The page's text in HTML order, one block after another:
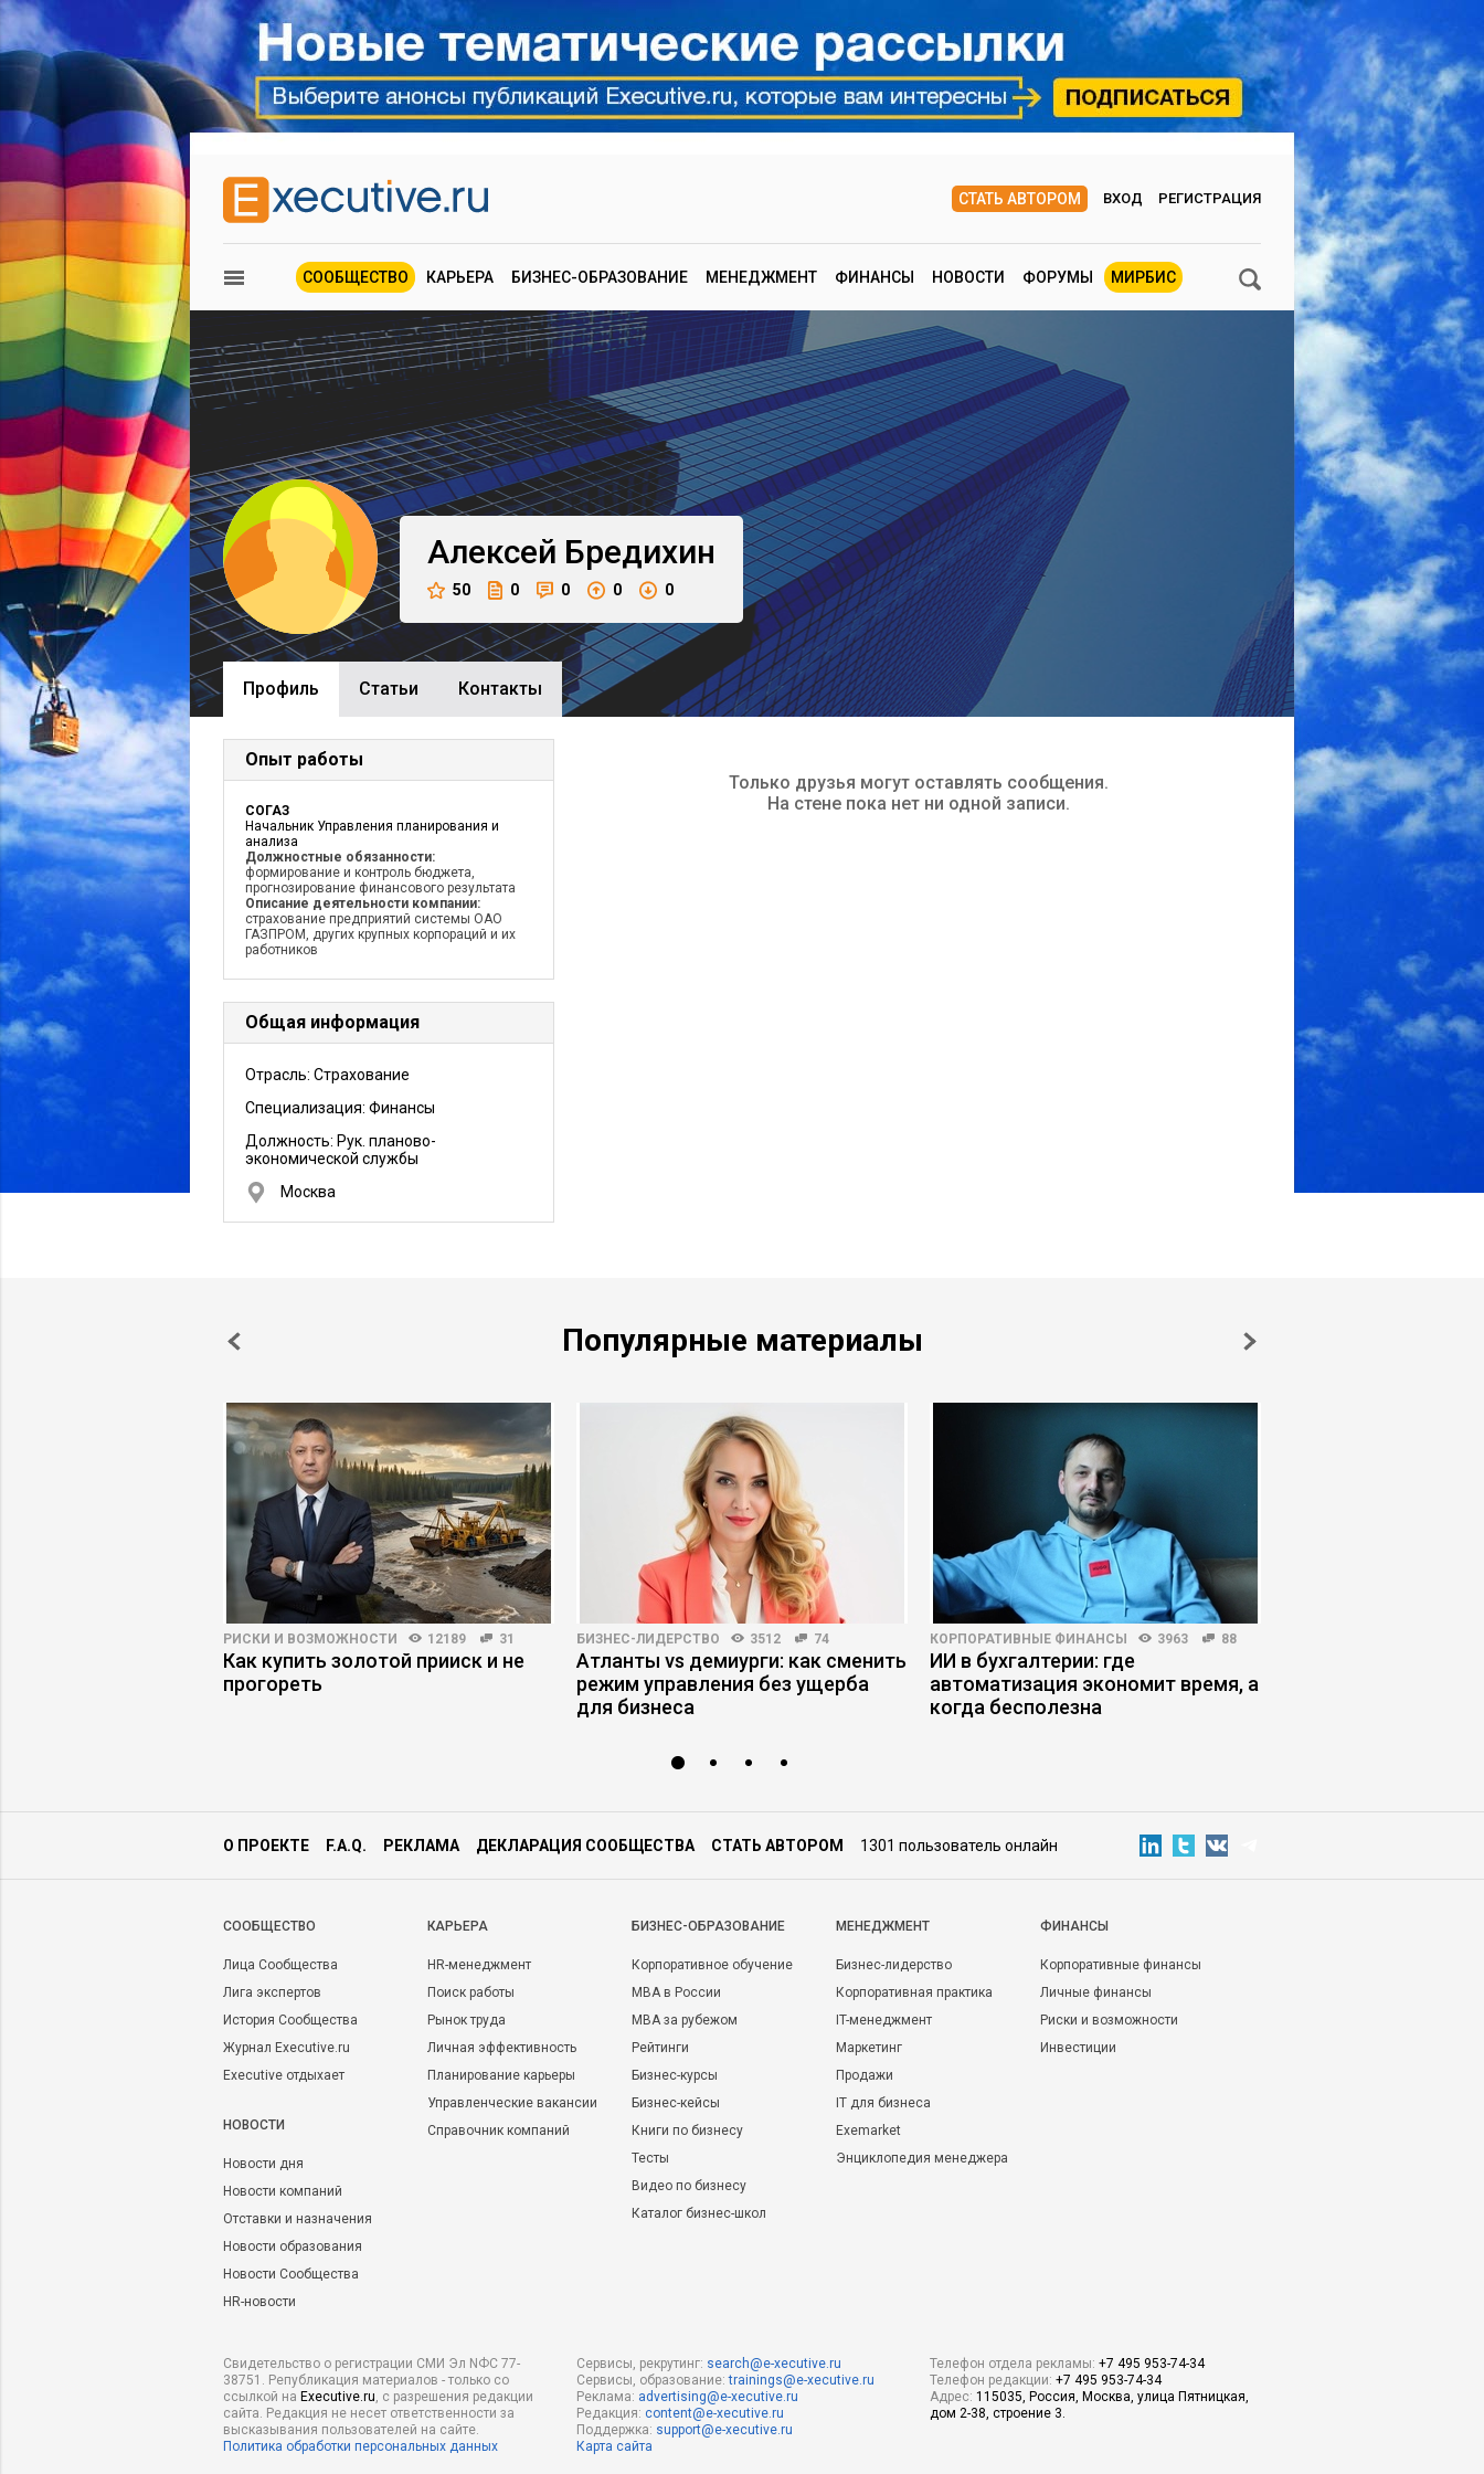
СТАТЬ АВТОРОМ ВХОД РЕГИСТРАЦИЯ
СООБЩЕСТВО КАРЬЕРА БИЗНЕС-ОБРАЗОВАНИЕ МЕНЕДЖМЕНТ ФИНАНСЫ НОВОСТИ ФОРУМЫ МИРБИС
Алексей Бредихин
50 0 0 0 0
Профиль Cтатьи Контакты
Опыт работы
СОГАЗ
Начальник Управления планирования и
анализа
Должностные обязанности:
формирование и контроль бюджета,
прогнозирование финансового результата
Описание деятельности компании:
страхование предприятий системы ОАО
ГАЗПРОМ, других крупных корпораций и их
работников
Общая информация
Отрасль: Страхование
Специализация: Финансы
Должность: Рук. планово-
экономической службы
Москва
Только друзья могут оставлять сообщения.
На стене пока нет ни одной записи.
Популярные материалы
РИСКИ И ВОЗМОЖНОСТИ 12189 31
Как купить золотой прииск и не
прогореть
БИЗНЕС-ЛИДЕРСТВО 3512 74
Атланты vs демиурги: как сменить
режим управления без ущерба
для бизнеса
КОРПОРАТИВНЫЕ ФИНАНСЫ 3963 88
ИИ в бухгалтерии: где
автоматизация экономит время, а
когда бесполезна
О ПРОЕКТЕ F.A.Q. РЕКЛАМА ДЕКЛАРАЦИЯ СООБЩЕСТВА СТАТЬ АВТОРОМ 1301 пользователь онлайн
CООБЩЕСТВО
Лица Сообщества
Лига экспертов
История Сообщества
Журнал Executive.ru
Executive отдыхает
НОВОСТИ
Новости дня
Новости компаний
Отставки и назначения
Новости образования
Новости Сообщества
HR-новости
КАРЬЕРА
HR-менеджмент
Поиск работы
Рынок труда
Личная эффективность
Планирование карьеры
Управленческие вакансии
Справочник компаний
БИЗНЕС-ОБРАЗОВАНИЕ
Корпоративное обучение
MBA в России
MBA за рубежом
Рейтинги
Бизнес-курсы
Бизнес-кейсы
Книги по бизнесу
Тесты
Видео по бизнесу
Каталог бизнес-школ
МЕНЕДЖМЕНТ
Бизнес-лидерство
Корпоративная практика
IT-менеджмент
Маркетинг
Продажи
IT для бизнеса
Exemarket
Энциклопедия менеджера
ФИНАНСЫ
Корпоративные финансы
Личные финансы
Риски и возможности
Инвестиции
Свидетельство о регистрации СМИ Эл NФС 77-
38751. Републикация материалов - только со
ссылкой на Executive.ru, с разрешения редакции
сайта. Редакция не несет ответственности за
высказывания пользователей на сайте.
Политика обработки персональных данных
Сервисы, рекрутинг: search@e-xecutive.ru
Сервисы, образование:trainings@e-xecutive.ru
Реклама: advertising@e-xecutive.ru
Редакция: content@e-xecutive.ru
Поддержка: support@e-xecutive.ru
Карта сайта
Телефон отдела рекламы: +7 495 953-74-34
Телефон редакции: +7 495 953-74-34
Адрес: 115035, Россия, Москва, улица Пятницкая,
дом 2-38, строение 3.